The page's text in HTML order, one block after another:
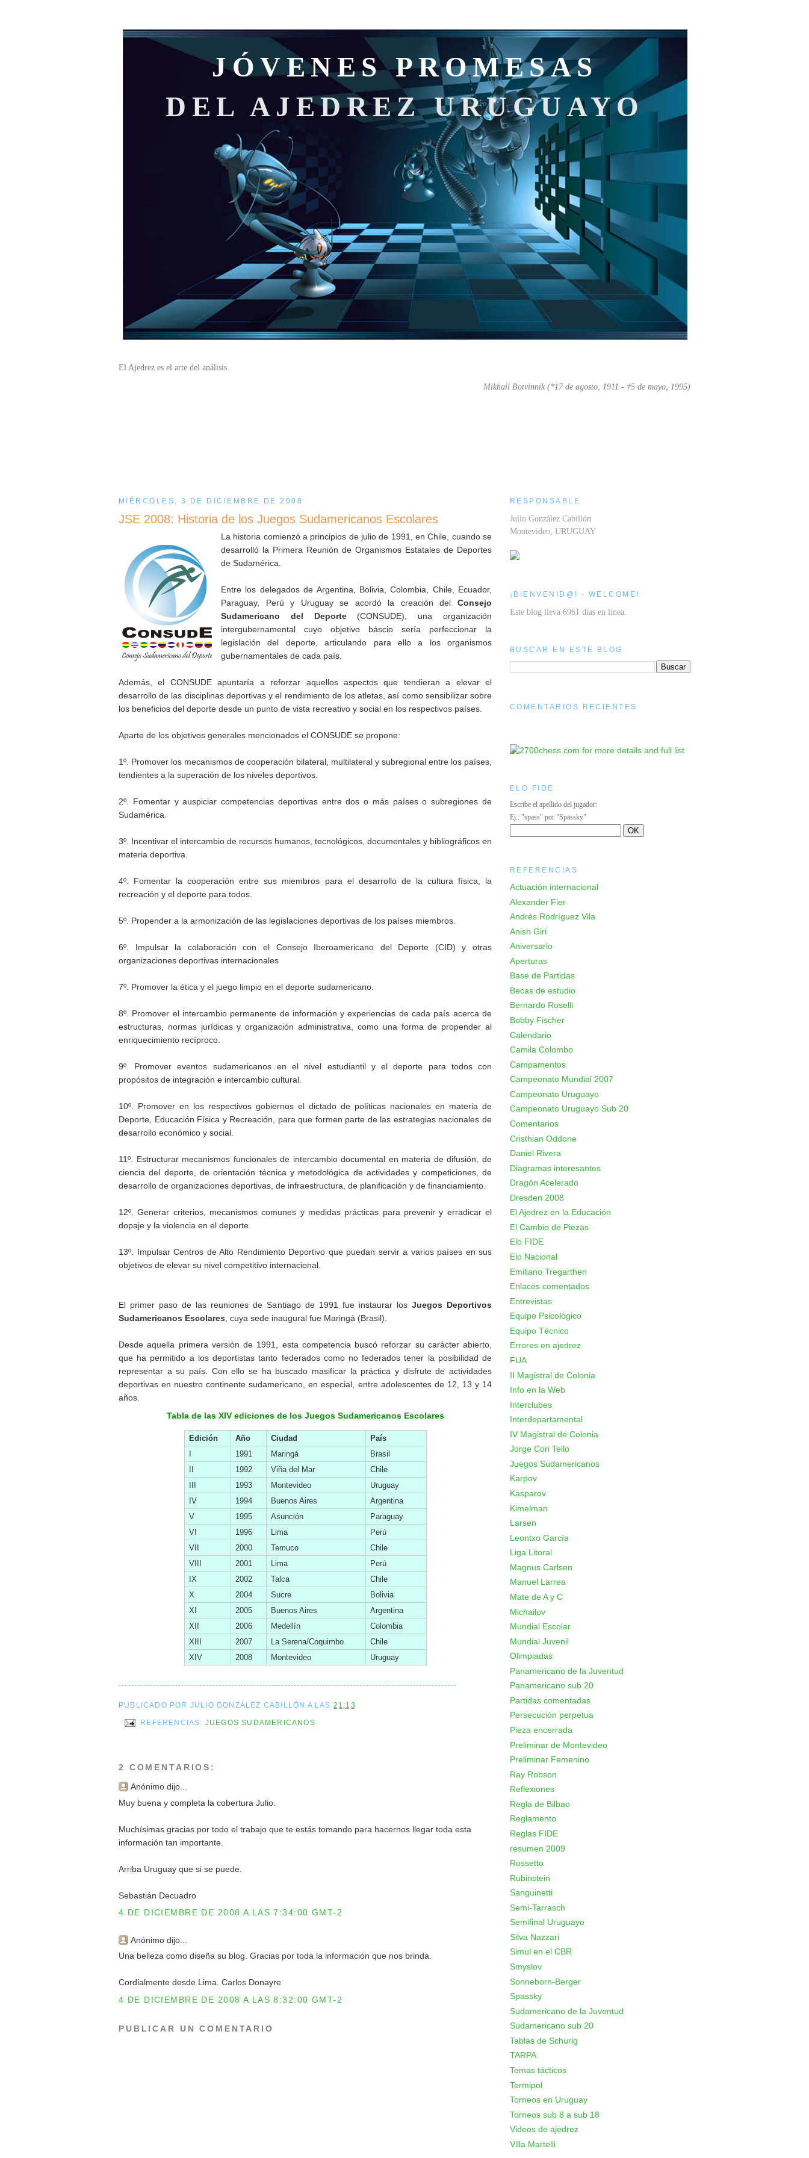
JÓVENES PROMESAS
DEL AJEDREZ URUGUAYO
El Ajedrez es el arte del análisis.
Mikhail Botvinnik (*17 de agosto, 1911 - †5 de mayo, 1995)
MIÉRCOLES, 3 DE DICIEMBRE DE 2008
JSE 2008: Historia de los Juegos Sudamericanos Escolares
La historia comienzó a principios de julio de 1991, en Chile, cuando se
desarrolló la Primera Reunión de Organismos Estatales de Deportes
de Sudamérica.
Entre los delegados de Argentina, Bolivia, Colombia, Chile, Ecuador,
Paraguay, Perú y Uruguay se acordó la creación del Consejo
Sudamericano del Deporte(CONSUDE), una organización
intergubernamental cuyo objetivo báscio sería perfeccionar la
legislación del deporte, articulando para ello a los organismos
gubernamentales de cada país.
Además, el CONSUDE apuntaría a reforzar aquellos aspectos que tendieran a elevar el
desarrollo de las disciplinas deportivas y el rendimiento de los atletas, así como sensibilizar sobre
los beneficios del deporte desde un punto de vista recreativo y social en los respectivos países.
Aparte de los objetivos generales mencionados el CONSUDE se propone:
1º. Promover los mecanismos de cooperación bilateral, multilateral y subregional entre los países,
tendientes a la superación de los niveles deportivos.
2º. Fomentar y auspiciar competencias deportivas entre dos o más países o subregiones de
Sudamérica.
3º. Incentivar el intercambio de recursos humanos, tecnológicos, documentales y bibliográficos en
materia deportiva.
4º. Fomentar la cooperación entre sus miembros para el desarrollo de la cultura física, la
recreación y el deporte para todos.
5º. Propender a la armonización de las legislaciones deportivas de los países miembros.
6º. Impulsar la colaboración con el Consejo Iberoamericano del Deporte (CID) y otras
organizaciones deportivas internacionales
7º. Promover la ética y el juego limpio en el deporte sudamericano.
8º. Promover el intercambio permanente de información y experiencias de cada país acerca de
estructuras, normas jurídicas y organización administrativa, como una forma de propender al
enriquecimiento recíproco.
9º. Promover eventos sudamericanos en el nivel estudiantil y el deporte para todos con
propósitos de integración e intercambio cultural.
10º. Promover en los respectivos gobiernos el dictado de políticas nacionales en materia de
Deporte, Educación Física y Recreación, para que formen parte de las estrategias nacionales de
desarrollo económico y social.
11º. Estructurar mecanismos funcionales de intercambio documental en materia de difusión, de
ciencia del deporte, de orientación técnica y metodológica de actividades y competiciones, de
desarrollo de organizaciones deportivas, de infraestructura, de planificación y de financiamiento.
12º. Generar criterios, mecanismos comunes y medidas prácticas para prevenir y erradicar el
dopaje y la violencia en el deporte.
13º. Impulsar Centros de Alto Rendimiento Deportivo que puedan servir a varios países en sus
objetivos de elevar su nivel competitivo internacional.
El primer paso de las reuniones de Santiago de 1991 fue instaurar los Juegos Deportivos
Sudamericanos Escolares, cuya sede inaugural fue Maringá (Brasil).
Desde aquella primera versión de 1991, esta competencia buscó reforzar su carácter abierto,
que ha permitido a los deportistas tanto federados como no federados tener la posibilidad de
representar a su país. Con ello se ha buscado masificar la práctica y disfrute de actividades
deportivas en nuestro continente sudamericano, en especial, entre adolescentes de 12, 13 y 14
años.
Tabla de las XIV ediciones de los Juegos Sudamericanos Escolares
Edición Año Ciudad
País
1991 Maringá
Brasil
1992 Viña del Mar
Chile
1993 Montevideo
Uruguay
IV
1994 Buenos Aires
Argentina
V
1995 Asunción
Paraguay
VI
1996 Lima
Perú
VII
2000 Temuco
Chile
VIII
2001 Lima
Perú
IX
2002 Talca
Chile
X
2004 Sucre
Bolivia
XI
2005 Buenos Aires
Argentina
XII
2006 Medellín
Colombia
XIII
2007 La Serena/Coquimbo
Chile
XIV
2008 Montevideo Uruguay
------------------------------------------------------------------------------------------------------------
PUBLICADO POR JULIO GONZÁLEZ CABILLÓN A LAS 21:13
REFERENCIAS: JUEGOS SUDAMERICANOS
2 COMENTARIOS:
Anónimo dijo...
Muy buena y completa la cobertura Julio.
Muchísimas gracias por todo el trabajo que te estás tomando para hacernos llegar toda esta
información tan importante.
Arriba Uruguay que si se puede.
Sebastián Decuadro
4 DE DICIEMBRE DE 2008 A LAS 7:34:00 GMT-2
Anónimo dijo...
Una belleza como diseña su blog. Gracias por toda la información que nos brinda.
Cordialmente desde Lima. Carlos Donayre
4 DE DICIEMBRE DE 2008 A LAS 8:32:00 GMT-2
PUBLICAR UN COMENTARIO
RESPONSABLE
Julio González Cabillón
Montevideo, URUGUAY
¡BIENVENID@! - WELCOME!
Este blog lleva 6961 días en línea.
BUSCAR EN ESTE BLOG
COMENTARIOS RECIENTES
ELO FIDE
Escribe el apellido del jugador:
Ej.: "spass" por "Spassky"
REFERENCIAS
Actuación internacional
Alexander Fier
Andrés Rodríguez Vila
Anish Giri
Aniversario
Aperturas
Base de Partidas
Becas de estudio
Bernardo Roselli
Bobby Fischer
Calendario
Camila Colombo
Campamentos
Campeonato Mundial 2007
Campeonato Uruguayo
Campeonato Uruguayo Sub 20
Comentarios
Cristhian Oddone
Daniel Rivera
Diagramas interesantes
Dragón Acelerado
Dresden 2008
El Ajedrez en la Educación
El Cambio de Piezas
Elo FIDE
Elo Nacional
Emiliano Tregarthen
Enlaces comentados
Entrevistas
Equipo Psicológico
Equipo Técnico
Errores en ajedrez
FUA
II Magistral de Colonia
Info en la Web
Interclubes
Interdepartamental
IV Magistral de Colonia
Jorge Cori Tello
Juegos Sudamericanos
Karpov
Kasparov
Kimelman
Larsen
Leontxo García
Liga Litoral
Magnus Carlsen
Manuel Larrea
Mate de A y C
Michailov
Mundial Escolar
Mundial Juvenil
Olimpiadas
Panamericano de la Juventud
Panamericano sub 20
Partidas comentadas
Persecución perpetua
Pieza encerrada
Preliminar de Montevideo
Preliminar Femenino
Ray Robson
Reflexiones
Regla de Bilbao
Reglamento
Reglas FIDE
resumen 2009
Rossetto
Rubinstein
Sanguinetti
Semi-Tarrasch
Semifinal Uruguayo
Silva Nazzari
Simul en el CBR
Smyslov
Sonneborn-Berger
Spassky
Sudamericano de la Juventud
Sudamericano sub 20
Tablas de Schurig
TARPA
Temas tácticos
Termipol
Torneos en Uruguay
Torneos sub 8 a sub 18
Videos de ajedrez
Villa Martelli